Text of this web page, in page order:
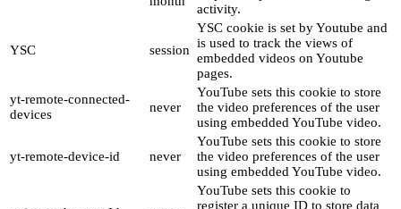
activity.
YSC session
YSC cookie is set by Youtube and
is used to track the views of
embedded videos on Youtube
pages.
yt-remote-connected-
devices
never
YouTube sets this cookie to store
the video preferences of the user
using embedded YouTube video.
yt-remote-device-id never
YouTube sets this cookie to store
the video preferences of the user
using embedded YouTube video.
YouTube sets this cookie to
register a unique ID to store data